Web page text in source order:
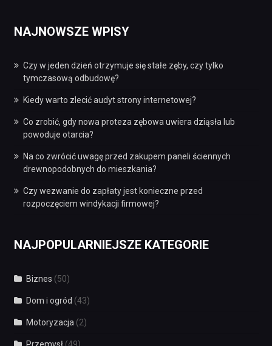
NAJNOWSZE WPISY
Czy w jeden dzień otrzymuje się stałe zęby, czy tylko
tymczasową odbudowę?
Kiedy warto zlecić audyt strony internetowej?
Co zrobić, gdy nowa proteza zębowa uwiera dziąsła lub
powoduje otarcia?
Na co zwrócić uwagę przed zakupem paneli ściennych
drewnopodobnych do mieszkania?
Czy wezwanie do zapłaty jest konieczne przed
rozpoczęciem windykacji firmowej?
NAJPOPULARNIEJSZE KATEGORIE
Biznes (50)
Dom i ogród (43)
Motoryzacja (2)